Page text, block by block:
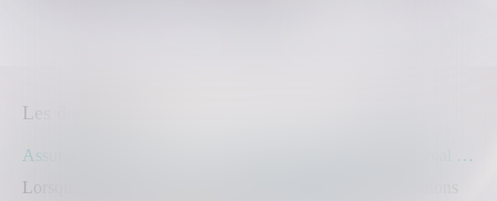
Les dernières actus
Assurance construction : le dépassement du montant maximal garanti peut exclure toute couverture
Lorsqu'un contrat d'assurance limite sa garantie aux opérations